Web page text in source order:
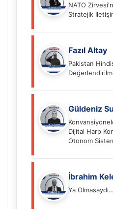
NATO
Stratejik
Fazıl Altay
Pakistan
Güldeniz
Dijital Harp
Otonom
İbrahim
Ya Olmasaydı…